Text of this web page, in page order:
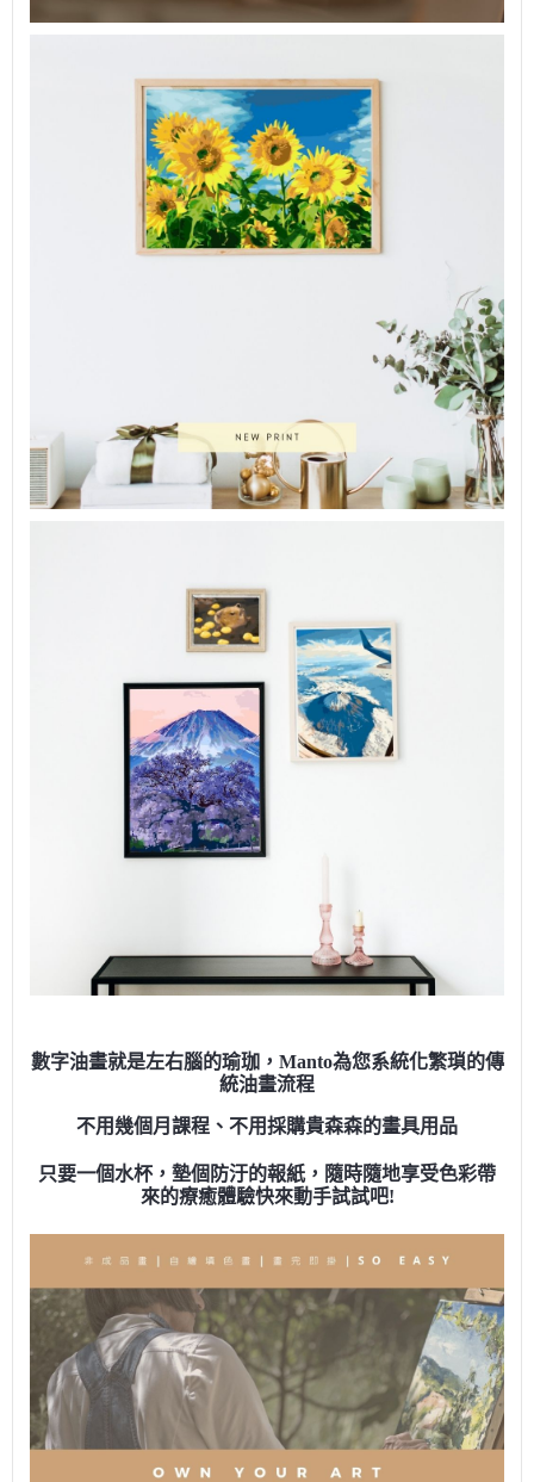
數字油畫就是左右腦的瑜珈，Manto為您系統化繁瑣的傳
統油畫流程
不用幾個月課程、不用採購貴森森的畫具用品
只要一個水杯，墊個防汙的報紙，隨時隨地享受色彩帶
來的療癒體驗快來動手試試吧!